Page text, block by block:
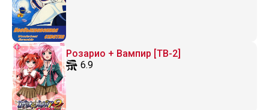
Розарио + Вампир [ТВ-2]
6.9